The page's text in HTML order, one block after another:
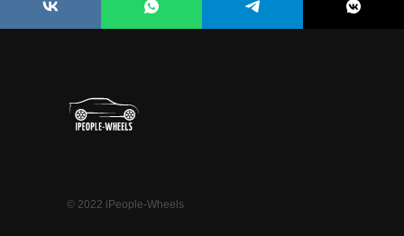
© 2022 iPeople-Wheels